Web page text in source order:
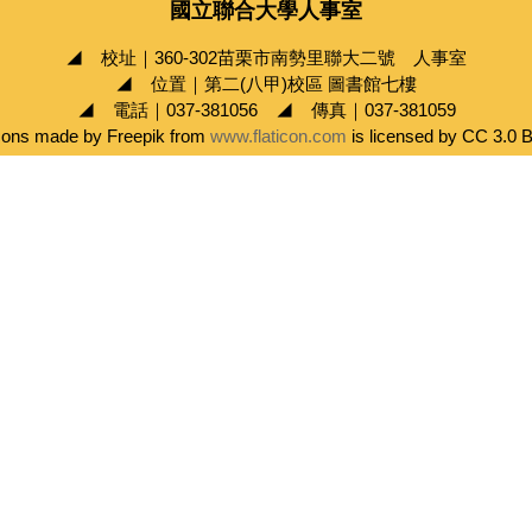
國立聯合大學人事室
◢ 校址｜360-302苗栗市南勢里聯大二號 人事室
◢ 位置｜第二(八甲)校區 圖書館七樓
◢ 電話｜037-381056 ◢ 傳真｜037-381059
made by Freepik from www.flaticon.com is licensed by CC 3.0